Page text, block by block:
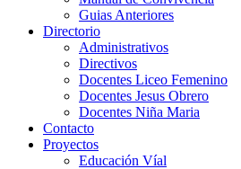
Guias Anteriores
Directorio
Administrativos
Directivos
Docentes Liceo Femenino
Docentes Jesus Obrero
Docentes Niña Maria
Contacto
Proyectos
Educación Víal